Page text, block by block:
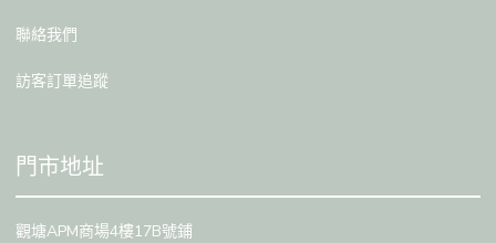
聯絡我們
訪客訂單追蹤
門市地址
觀塘APM商場4樓17B號鋪